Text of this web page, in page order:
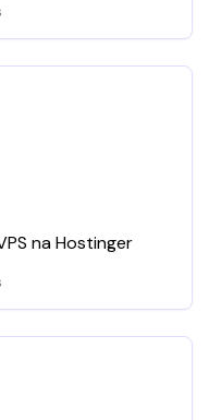
na Hostinger